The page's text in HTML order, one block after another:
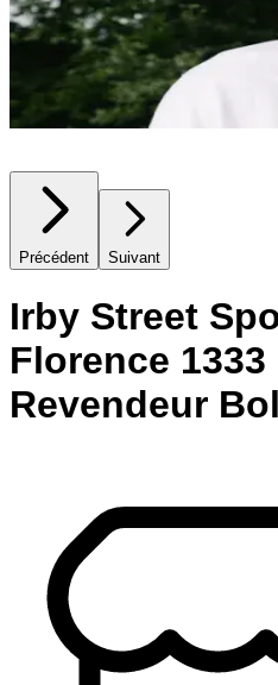
Précédent Suivant
Irby Street
Florence 1333
Revendeur